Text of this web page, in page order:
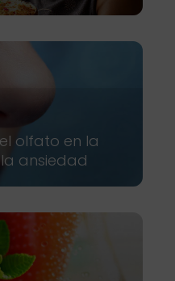
olfato en la
ansiedad